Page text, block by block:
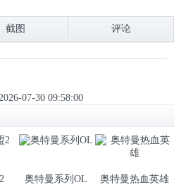
截图 评论
07-30 09:58:00
奥特曼系列OL 奥特曼热血英雄